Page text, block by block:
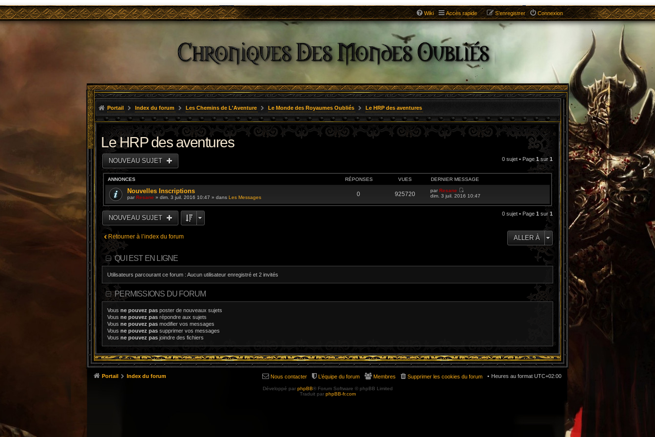
Wiki Accès rapide Connexion
S’enregistrer
Portail Index du forum Les Chemins de L'Aventure Le Monde des Royaumes Oubliés Le HRP des aventures
Le HRP des aventures
NOUVEAU SUJET 0 sujet • Page 1sur 1
ANNONCES RÉPONSES VUES DERNIER MESSAGE
Nouvelles Inscriptions
parResane » dim. 3 juil. 2016 10:47 » dans Les Messages 0 925720
parResane
V
i
dim. 3 juil. 2016 10:47
NOUVEAU SUJET
0 sujet • Page 1 sur 1
Retourner à l’index du forum ALLER À
QUI EST EN LIGNE
Utilisateurs parcourant ce forum : Aucun utilisateur enregistré et 2 invités
PERMISSIONS DU FORUM
Vous ne pouvez pas poster de nouveaux sujets
Vous ne pouvez pas répondre aux sujets
Vous ne pouvez pas modifier vos messages
Vous ne pouvez pas supprimer vos messages
Vous ne pouvez pas joindre des fichiers
Portail Index du forum Heures au format UTC+02:00
Supprimer les cookies du forum
Membres
L’équipe du forum
Nous contacter
Développé par phpBB® Forum Software © phpBB Limited
Traduit par phpBB-fr.com